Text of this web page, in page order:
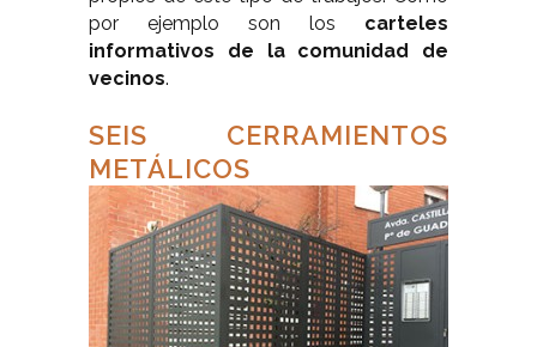
por ejemplo son los carteles
informativos de la comunidad de
vecinos.
SEIS CERRAMIENTOS
METÁLICOS